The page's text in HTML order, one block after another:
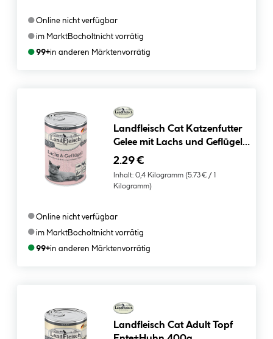
●Online nicht verfügbar
●im MarktBocholtnicht vorrätig
●99+in anderen Märktenvorrätig
Landfleisch Cat Katzenfutter
Gelee mit Lachs und Geflügel
400 g
2.29 €
Inhalt: 0,4 Kilogramm (5.73 € / 1
Kilogramm)
●Online nicht verfügbar
●im MarktBocholtnicht vorrätig
●99+in anderen Märktenvorrätig
Landfleisch Cat Adult Topf